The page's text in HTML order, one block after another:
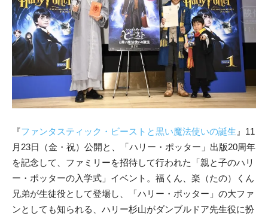
『ファンタスティック・ビーストと黒い魔法使いの誕生 』11
月23日（金・祝）公開と、「ハリー・ポッター」出版20周年
を記念して、ファミリーを招待して行われた「親と子のハリ
ー・ポッターの入学式」イベント。福くん、楽（たの）くん
兄弟が生徒役として登場し、「ハリー・ポッター」の大ファ
ンとしても知られる、ハリー杉山がダンブルドア先生役に扮